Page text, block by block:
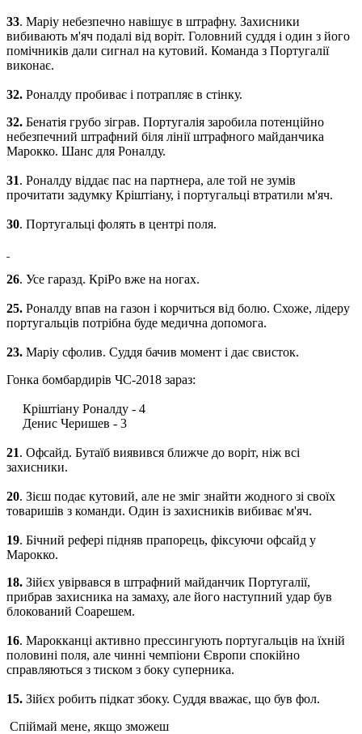
33. Маріу небезпечно навішує в штрафну. Захисники
вибивають м'яч подалі від воріт. Головний суддя і один з його
помічників дали сигнал на кутовий. Команда з Португалії
виконає.
32. Роналду пробиває і потрапляє в стінку.
32. Бенатія грубо зіграв. Португалія заробила потенційно
небезпечний штрафний біля лінії штрафного майданчика
Марокко. Шанс для Роналду.
31. Роналду віддає пас на партнера, але той не зумів
прочитати задумку Кріштіану, і португальці втратили м'яч.
30. Португальці фолять в центрі поля.
26. Усе гаразд. КріРо вже на ногах.
25. Роналду впав на газон і корчиться від болю. Схоже, лідеру
португальців потрібна буде медична допомога.
23. Маріу сфолив. Суддя бачив момент і дає свисток.
Гонка бомбардирів ЧС-2018 зараз:
Кріштіану Роналду - 4
Денис Черишев - 3
21. Офсайд. Бутаїб виявився ближче до воріт, ніж всі
захисники.
20. Зієш подає кутовий, але не зміг знайти жодного зі своїх
товаришів з команди. Один із захисників вибиває м'яч.
19. Бічний рефері підняв прапорець, фіксуючи офсайд у
Марокко.
18. Зійєх увірвався в штрафний майданчик Португалії,
прибрав захисника на замаху, але його наступний удар був
блокований Соарешем.
16. Марокканці активно прессингують португальців на їхній
половині поля, але чинні чемпіони Європи спокійно
справляються з тиском з боку суперника.
15. Зійєх робить підкат збоку. Суддя вважає, що був фол.
Спіймай мене, якщо зможеш